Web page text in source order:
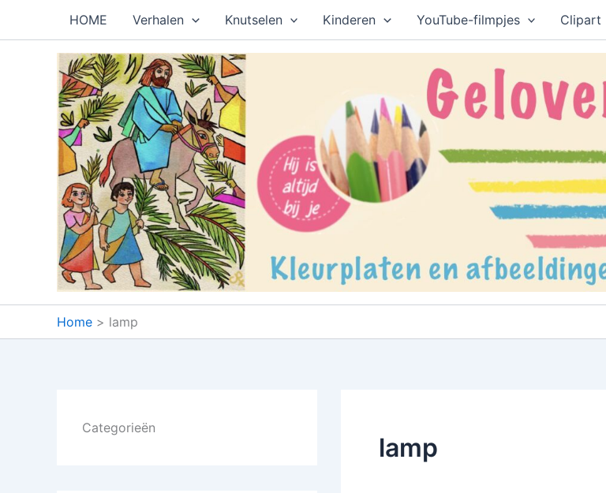
HOME Verhalen Knutselen Kinderen YouTube-filmpjes Clipart
Home lamp
Categorieën
lamp